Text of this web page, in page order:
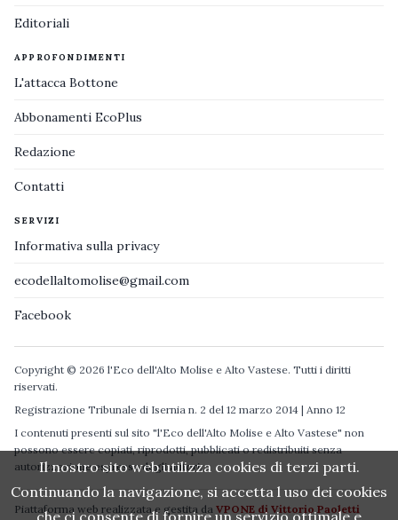
Editoriali
APPROFONDIMENTI
L'attacca Bottone
Abbonamenti EcoPlus
Redazione
Contatti
SERVIZI
Informativa sulla privacy
ecodellaltomolise@gmail.com
Facebook
Copyright © 2026 l'Eco dell'Alto Molise e Alto Vastese. Tutti i diritti
riservati.
Registrazione Tribunale di Isernia n. 2 del 12 marzo 2014 | Anno 12
I contenuti presenti sul sito "l'Eco dell'Alto Molise e Alto Vastese" non
possono essere copiati, riprodotti, pubblicati o redistribuiti senza
autorizzazione espressa degli autori.
Piattaforma web realizzata e gestita da VPONE di Vittorio Paoletti
Il nostro sito web utilizza cookies di terzi parti.
Continuando la navigazione, si accetta l uso dei cookies
che ci consente di fornire un servizio ottimale e